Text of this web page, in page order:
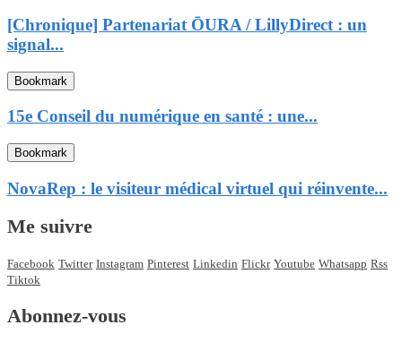
[Chronique] Partenariat ŌURA / LillyDirect : un
signal...
Bookmark
15e Conseil du numérique en santé : une...
Bookmark
NovaRep : le visiteur médical virtuel qui réinvente...
Me suivre
Facebook Twitter Instagram Pinterest Linkedin Flickr Youtube Whatsapp Rss
Tiktok
Abonnez-vous